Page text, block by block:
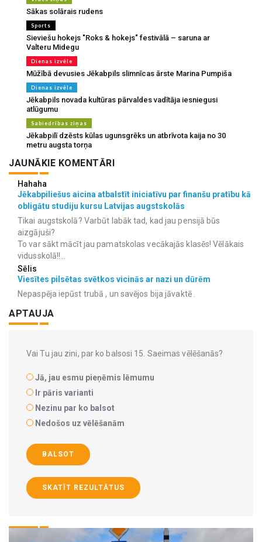
Sākas solārais rudens
Sports
Sieviešu hokejs "Roks & hokejs" festivālā – saruna ar
Valteru Midegu
Dienas izvēle
Mūžībā devusies Jēkabpils slimnīcas ārste Marina Pumpiša
Dienas izvēle
Jēkabpils novada kultūras pārvaldes vadītāja iesniegusi
atlūgumu
Sabiedrības ziņas
Jēkabpilī dzēsts kūlas ugunsgrēks un atbrīvota kaija no 30
metru augsta torņa
JAUNĀKIE KOMENTĀRI
Hahaha
Jēkabpiliešus aicina atbalstīt iniciatīvu par finanšu pratību kā
obligātu studiju kursu Latvijas augstskolās
Tikai augstskolā? Varbūt labāk tad, kad jau pensijā būs
aizgājuši?
To var sākt mācīt jau pamatskolas vecākajās klasēs! Vēlākais
vidusskolā!!...
Sēlis
Viesītes pilsētas svētkos vicinās ar nazi un dūrēm
Nepaspēja iepūst trubā , un savējos bija jāvaktē .
APTAUJA
Vai Tu jau zini, par ko balsosi 15. Saeimas vēlēšanās?
Jā, jau esmu pieņēmis lēmumu
Ir pāris varianti
Nezinu par ko balsot
Nedošos uz vēlēšanām
BALSOT
SKATĪT REZULTĀTUS